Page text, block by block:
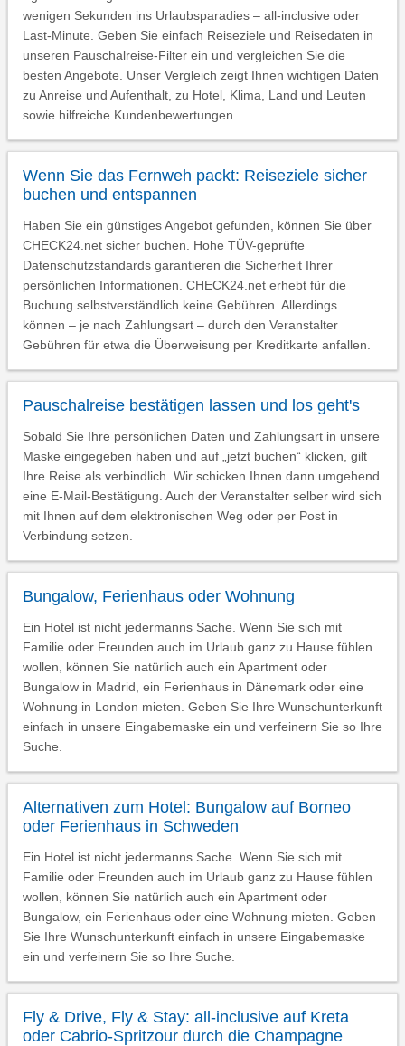
wenigen Sekunden ins Urlaubsparadies – all-inclusive oder
Last-Minute. Geben Sie einfach Reiseziele und Reisedaten in
unseren Pauschalreise-Filter ein und vergleichen Sie die
besten Angebote. Unser Vergleich zeigt Ihnen wichtigen Daten
zu Anreise und Aufenthalt, zu Hotel, Klima, Land und Leuten
sowie hilfreiche Kundenbewertungen.
Wenn Sie das Fernweh packt: Reiseziele sicher
buchen und entspannen
Haben Sie ein günstiges Angebot gefunden, können Sie über
CHECK24.net sicher buchen. Hohe TÜV-geprüfte
Datenschutzstandards garantieren die Sicherheit Ihrer
persönlichen Informationen. CHECK24.net erhebt für die
Buchung selbstverständlich keine Gebühren. Allerdings
können – je nach Zahlungsart – durch den Veranstalter
Gebühren für etwa die Überweisung per Kreditkarte anfallen.
Pauschalreise bestätigen lassen und los geht's
Sobald Sie Ihre persönlichen Daten und Zahlungsart in unsere
Maske eingegeben haben und auf „jetzt buchen“ klicken, gilt
Ihre Reise als verbindlich. Wir schicken Ihnen dann umgehend
eine E-Mail-Bestätigung. Auch der Veranstalter selber wird sich
mit Ihnen auf dem elektronischen Weg oder per Post in
Verbindung setzen.
Bungalow, Ferienhaus oder Wohnung
Ein Hotel ist nicht jedermanns Sache. Wenn Sie sich mit
Familie oder Freunden auch im Urlaub ganz zu Hause fühlen
wollen, können Sie natürlich auch ein Apartment oder
Bungalow in Madrid, ein Ferienhaus in Dänemark oder eine
Wohnung in London mieten. Geben Sie Ihre Wunschunterkunft
einfach in unsere Eingabemaske ein und verfeinern Sie so Ihre
Suche.
Alternativen zum Hotel: Bungalow auf Borneo
oder Ferienhaus in Schweden
Ein Hotel ist nicht jedermanns Sache. Wenn Sie sich mit
Familie oder Freunden auch im Urlaub ganz zu Hause fühlen
wollen, können Sie natürlich auch ein Apartment oder
Bungalow, ein Ferienhaus oder eine Wohnung mieten. Geben
Sie Ihre Wunschunterkunft einfach in unsere Eingabemaske
ein und verfeinern Sie so Ihre Suche.
Fly & Drive, Fly & Stay: all-inclusive auf Kreta
oder Cabrio-Spritzour durch die Champagne